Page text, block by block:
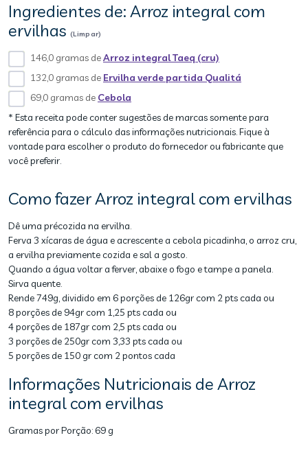
Ingredientes de: Arroz integral com
ervilhas (Limpar)
146,0 gramas deArroz integral Taeq (cru)
132,0 gramas de Ervilha verde partida Qualitá
69,0 gramas de Cebola
* Esta receita pode conter sugestões de marcas somente para
referência para o cálculo das informações nutricionais. Fique à
vontade para escolher o produto do fornecedor ou fabricante que
você preferir.
Como fazer Arroz integral com ervilhas
Dê uma précozida na ervilha.
Ferva 3 xícaras de água e acrescente a cebola picadinha, o arroz cru,
a ervilha previamente cozida e sal a gosto.
Quando a água voltar a ferver, abaixe o fogo e tampe a panela.
Sirva quente.
Rende 749g, dividido em 6 porções de 126gr com 2 pts cada ou
8 porções de 94gr com 1,25 pts cada ou
4 porções de 187gr com 2,5 pts cada ou
3 porções de 250gr com 3,33 pts cada ou
5 porções de 150 gr com 2 pontos cada
Informações Nutricionais de Arroz
integral com ervilhas
Gramas por Porção:69 g